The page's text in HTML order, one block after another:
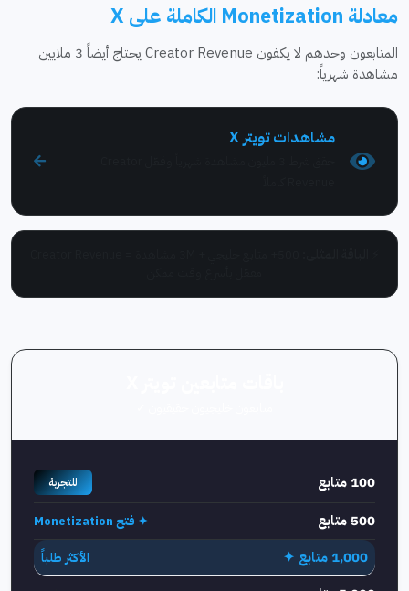
معادلة Monetization الكاملة على X
المتابعون وحدهم لا يكفون Creator Revenue يحتاج أيضاً 3 ملايين
مشاهدة شهرياً:
مشاهدات تويتر X
100 متابع للتجربة
500 متابع ✦ فتح Monetization
1,000 متابع ✦ الأكثر طلباً